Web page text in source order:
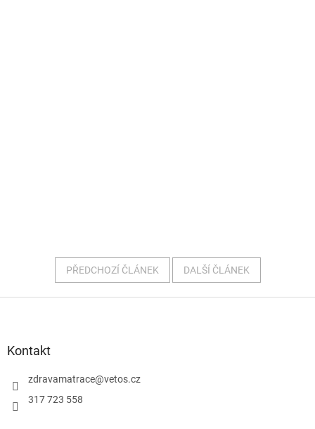
PŘEDCHOZÍ ČLÁNEK DALŠÍ ČLÁNEK
pKontakt
zdravamatrace@vetos.cz
317 723 558